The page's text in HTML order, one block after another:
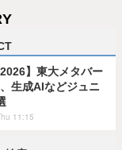
2026】東大メタバー
生成AIなどジュニ
11:15